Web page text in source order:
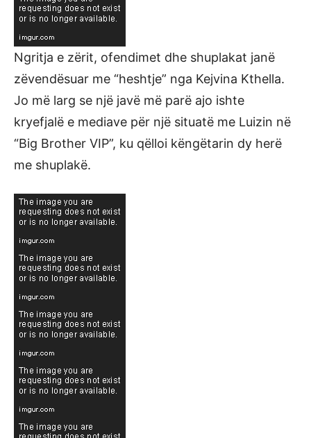
Ngritja e zërit, ofendimet dhe shuplakat janë
zëvendësuar me “heshtje” nga Kejvina Kthella.
Jo më larg se një javë më parë ajo ishte
kryefjalë e mediave për një situatë me Luizin në
“Big Brother VIP”, ku qëlloi këngëtarin dy herë
me shuplakë.